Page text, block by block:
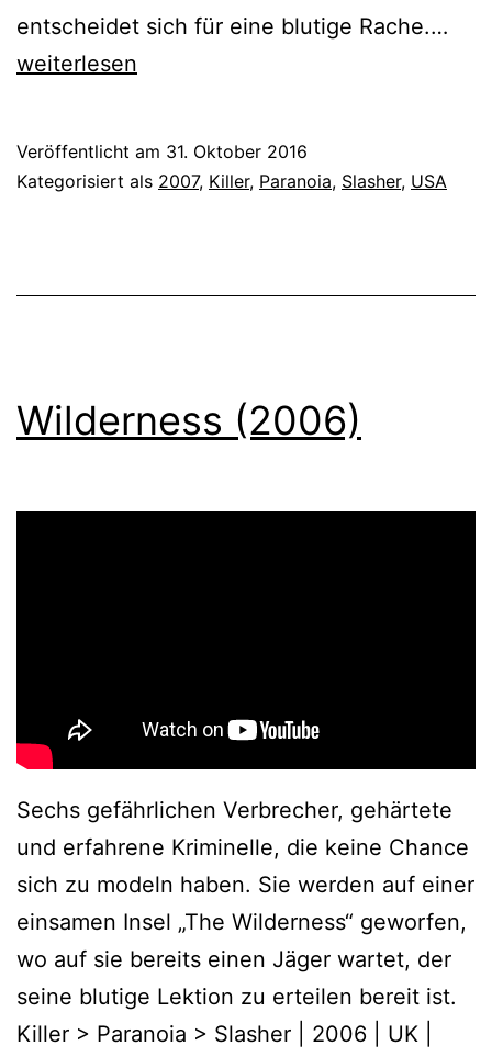
entscheidet sich für eine blutige Rache.…
weiterlesen
Veröffentlicht am 31. Oktober 2016
Kategorisiert als 2007, Killer, Paranoia, Slasher, USA
Wilderness (2006)
Sechs gefährlichen Verbrecher, gehärtete
und erfahrene Kriminelle, die keine Chance
sich zu modeln haben. Sie werden auf einer
einsamen Insel „The Wilderness“ geworfen,
wo auf sie bereits einen Jäger wartet, der
seine blutige Lektion zu erteilen bereit ist.
Killer > Paranoia > Slasher | 2006 | UK |